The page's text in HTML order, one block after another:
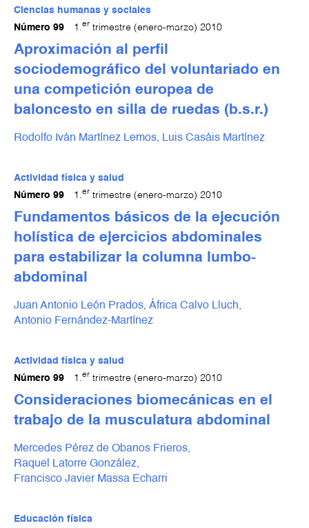
Ciencias humanas y sociales
Número 99
1.er trimestre (enero-marzo) 2010
Aproximación al perfil
sociodemográfico del voluntariado en
una competición europea de
baloncesto en silla de ruedas (b.s.r.)
Rodolfo Iván Martínez Lemos, Luis Casáis Martínez
Actividad física y salud
Número 99
1.er trimestre (enero-marzo) 2010
Fundamentos básicos de la ejecución
holística de ejercicios abdominales
para estabilizar la columna lumbo-
abdominal
Juan Antonio León Prados, África Calvo Lluch,
Antonio Fernández-Martínez
Actividad física y salud
Número 99
1.er trimestre (enero-marzo) 2010
Consideraciones biomecánicas en el
trabajo de la musculatura abdominal
Mercedes Pérez de Obanos Frieros,
Raquel Latorre González,
Francisco Javier Massa Echarri
Educación física